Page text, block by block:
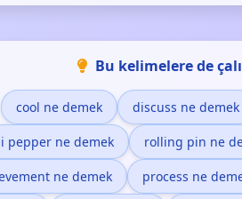
Bu kelimelere de
cool ne demek discuss ne demek
pepper ne demek rolling pin ne
ne demek process ne